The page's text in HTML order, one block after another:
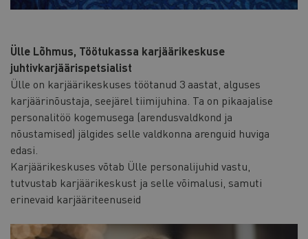
Ülle Lõhmus, Töötukassa karjäärikeskuse
juhtivkarjäärispetsialist
Ülle on karjäärikeskuses töötanud 3 aastat, alguses
karjäärinõustaja, seejärel tiimijuhina. Ta on pikaajalise
personalitöö kogemusega (arendusvaldkond ja
nõustamised) jälgides selle valdkonna arenguid huviga
edasi.
Karjäärikeskuses võtab Ülle personalijuhid vastu,
tutvustab karjäärikeskust ja selle võimalusi, samuti
erinevaid karjääriteenuseid